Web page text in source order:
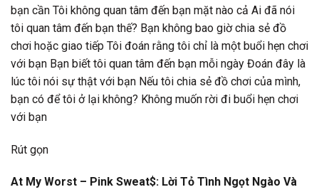
bạn cần Tôi không quan tâm đến bạn mặt nào cả Ai đã nói
tôi quan tâm đến bạn thế? Bạn không bao giờ chia sẻ đồ
chơi hoặc giao tiếp Tôi đoán rằng tôi chỉ là một buổi hẹn chơi
với bạn Bạn biết tôi quan tâm đến bạn mỗi ngày Đoán đây là
lúc tôi nói sự thật với bạn Nếu tôi chia sẻ đồ chơi của mình,
bạn có để tôi ở lại không? Không muốn rời đi buổi hẹn chơi
với bạn
Rút gọn
At My Worst – Pink Sweat$: Lời Tỏ Tình Ngọt Ngào Và